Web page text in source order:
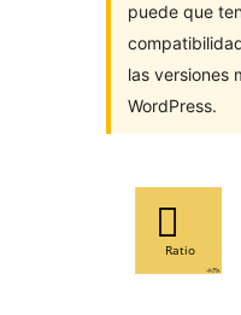
puede que
las versiones
WordPress.